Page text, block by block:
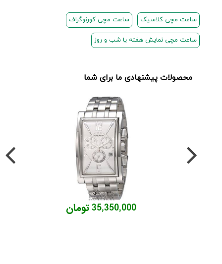
ساعت مچی کلاسیک ساعت مچی کورنوگراف
ساعت مچی نمایش هفته یا شب و روز
محصولات پیشنهادی ما برای شما
35,350,000 تومان